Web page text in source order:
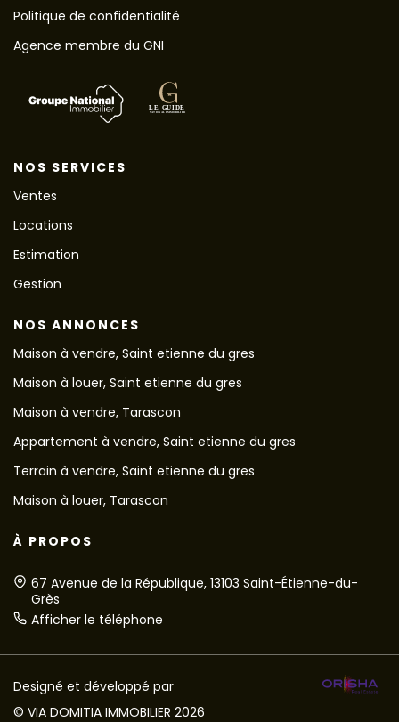
Politique de confidentialité
Agence membre du GNI
NOS SERVICES
Ventes
Locations
Estimation
Gestion
NOS ANNONCES
Maison à vendre, Saint etienne du gres
Maison à louer, Saint etienne du gres
Maison à vendre, Tarascon
Appartement à vendre, Saint etienne du gres
Terrain à vendre, Saint etienne du gres
Maison à louer, Tarascon
À PROPOS
67 Avenue de la République, 13103 Saint-Étienne-du-
Grès
Afficher le téléphone
Designé et développé par
© VIA DOMITIA IMMOBILIER 2026